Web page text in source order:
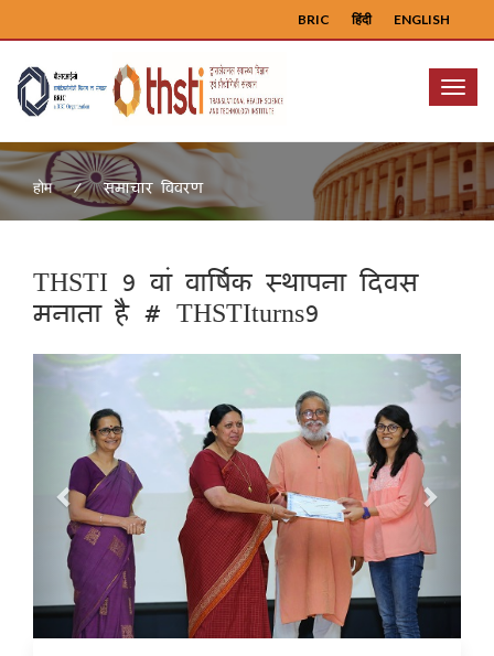
ENGLISH
हिंदी
BRIC
Menu
होम समाचार विवरण
THSTI 9 वां वार्षिक स्थापना दिवस
मनाता है # THSTIturns9
Previous Next